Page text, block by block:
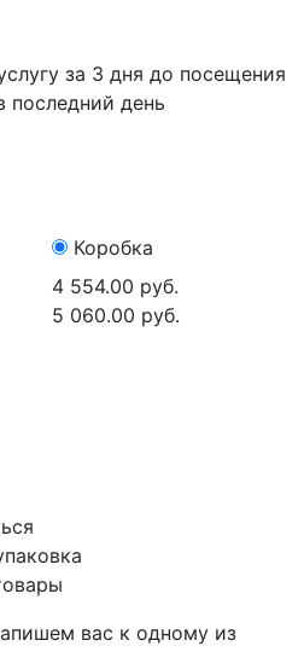
за 3 дня до посещения
последний день
Коробка
4 554.00 руб.
5 060.00 руб.
вас к одному из